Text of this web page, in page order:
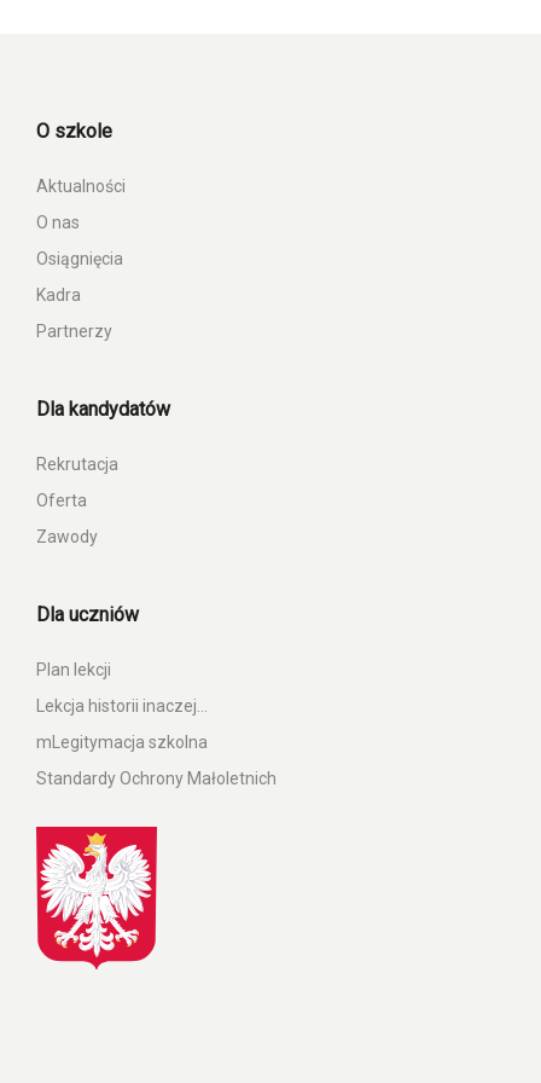
O szkole
Aktualności
O nas
Osiągnięcia
Kadra
Partnerzy
Dla kandydatów
Rekrutacja
Oferta
Zawody
Dla uczniów
Plan lekcji
Lekcja historii inaczej…
mLegitymacja szkolna
Standardy Ochrony Małoletnich